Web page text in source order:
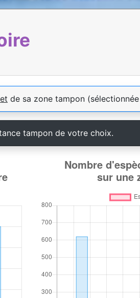
et de sa zone tampon
tampon de votre choix.